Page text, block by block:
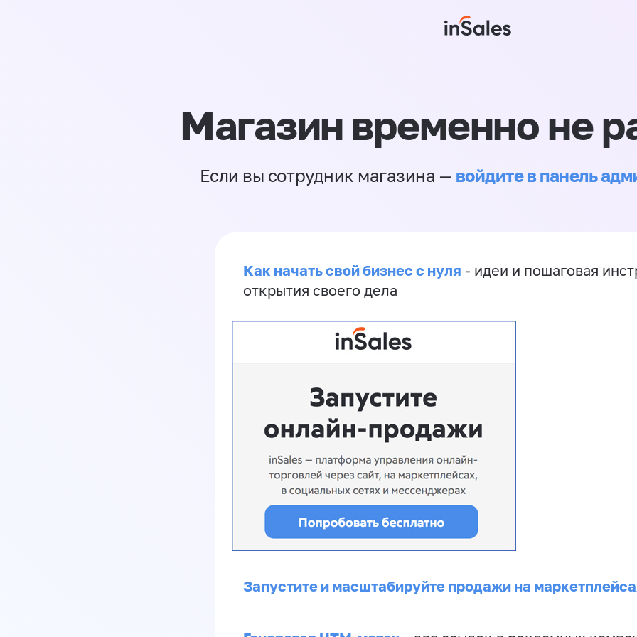
Магазин временно не
Если вы сотрудник магазина — войдите в панель
Как начать свой бизнес с нуля - идеи и пошаговая
открытия своего дела
Запустите и масштабируйте продажи на